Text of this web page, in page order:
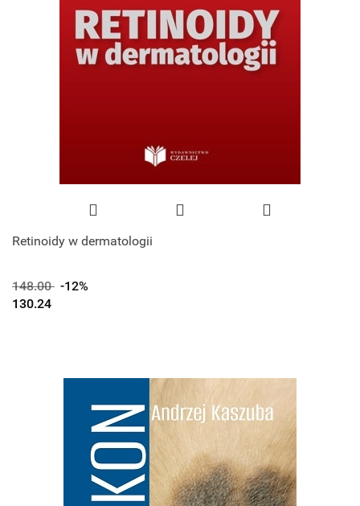
Retinoidy w dermatologii
148.00 -12%
130.24